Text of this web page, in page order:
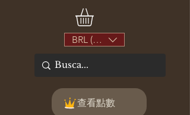
BRL (R$)
查看點數